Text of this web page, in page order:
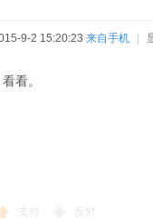
9-2 15:20:23 来自手机
看。
支持 反对